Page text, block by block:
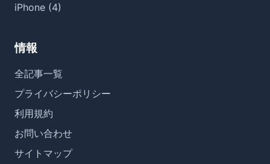
iPhone (4)
情報
全記事一覧
プライバシーポリシー
利用規約
お問い合わせ
サイトマップ